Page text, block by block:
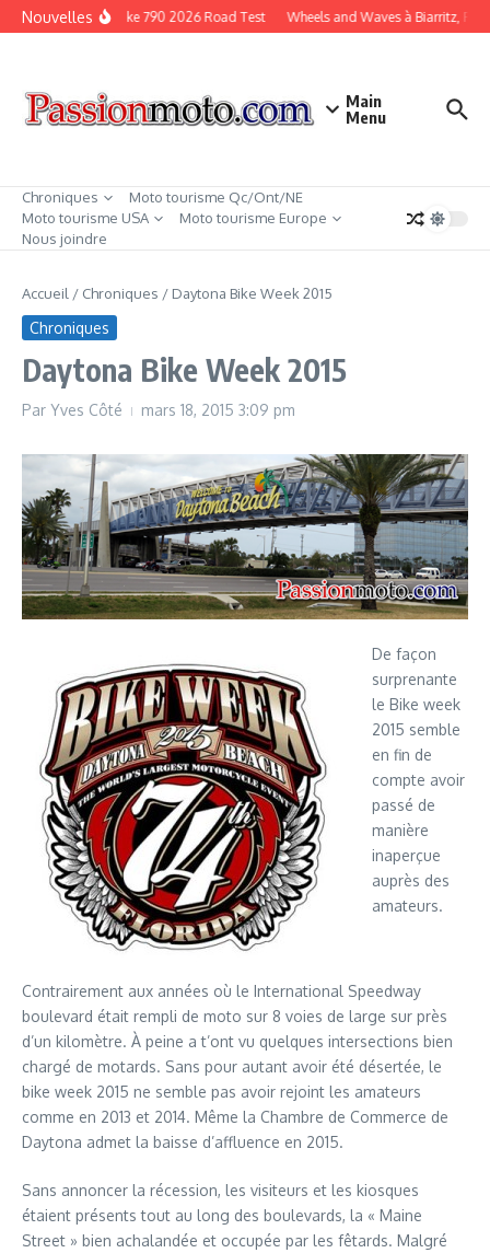
Aller au contenu
NouvellesKTM Duke 790 2026 Road Test Wheels and Waves à Biarritz,
Main
Menu
Chroniques
Moto tourisme Qc/Ont/NE
Moto tourisme USA
Moto tourisme Europe
Nous joindre
Accueil / Chroniques / Daytona Bike Week 2015
Chroniques
Daytona Bike Week 2015
Par Yves Côté mars 18, 2015 3:09 pm
De façon
surprenante
le Bike week
2015 semble
en fin de
compte avoir
passé de
manière
inaperçue
auprès des
amateurs.
Contrairement aux années où le International Speedway
boulevard était rempli de moto sur 8 voies de large sur près
d’un kilomètre. À peine a t’ont vu quelques intersections bien
chargé de motards. Sans pour autant avoir été désertée, le
bike week 2015 ne semble pas avoir rejoint les amateurs
comme en 2013 et 2014. Même la Chambre de Commerce de
Daytona admet la baisse d’affluence en 2015.
Sans annoncer la récession, les visiteurs et les kiosques
étaient présents tout au long des boulevards, la « Maine
Street » bien achalandée et occupée par les fêtards. Malgré